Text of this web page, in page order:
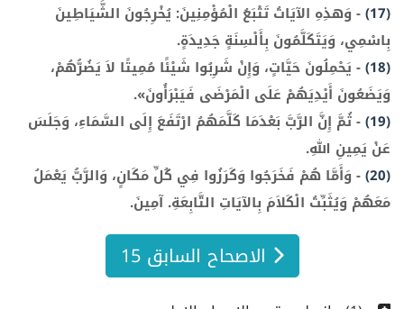
(17)
- وَهذِهِ الآيَاتُ تَتْبَعُ الْمُؤْمِنِينَ: يُخْرِجُونَ الشَّيَاطِينَ
بِاسْمِي، وَيَتَكَلَّمُونَ بِأَلْسِنَةٍ جَدِيدَةٍ.
(18)
- يَحْمِلُونَ حَيَّاتٍ، وَإِنْ شَرِبُوا شَيْئًا مُمِيتًا لاَ يَضُرُّهُمْ،
وَيَضَعُونَ أَيْدِيَهُمْ عَلَى الْمَرْضَى فَيَبْرَأُونَ».
(19)
-ثُمَّ إِنَّ الرَّبَّ بَعْدَمَا كَلَّمَهُمُ ارْتَفَعَ إِلَى السَّمَاءِ، وَجَلَسَ
عَنْ يَمِينِ اللهِ.
(20)
- وَأَمَّا هُمْ فَخَرَجُوا وَكَرَزُوا فِي كُلِّ مَكَانٍ، وَالرَّبُّ يَعْمَلُ
مَعَهُمْ وَيُثَبِّتُ الْكَلاَمَ بِالآيَاتِ التَّابِعَةِ. آمِينَ.
الاصحاح السابق 15